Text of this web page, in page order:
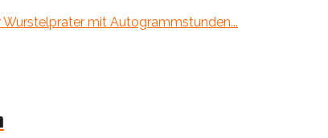
mit Autogrammstunden...